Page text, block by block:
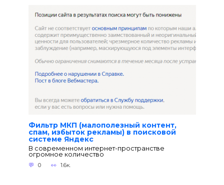
Фильтр МКП (малополезный контент,
спам, избыток рекламы) в поисковой
системе Яндекс
В современном интернет-пространстве
огромное количество
0 1.6к.